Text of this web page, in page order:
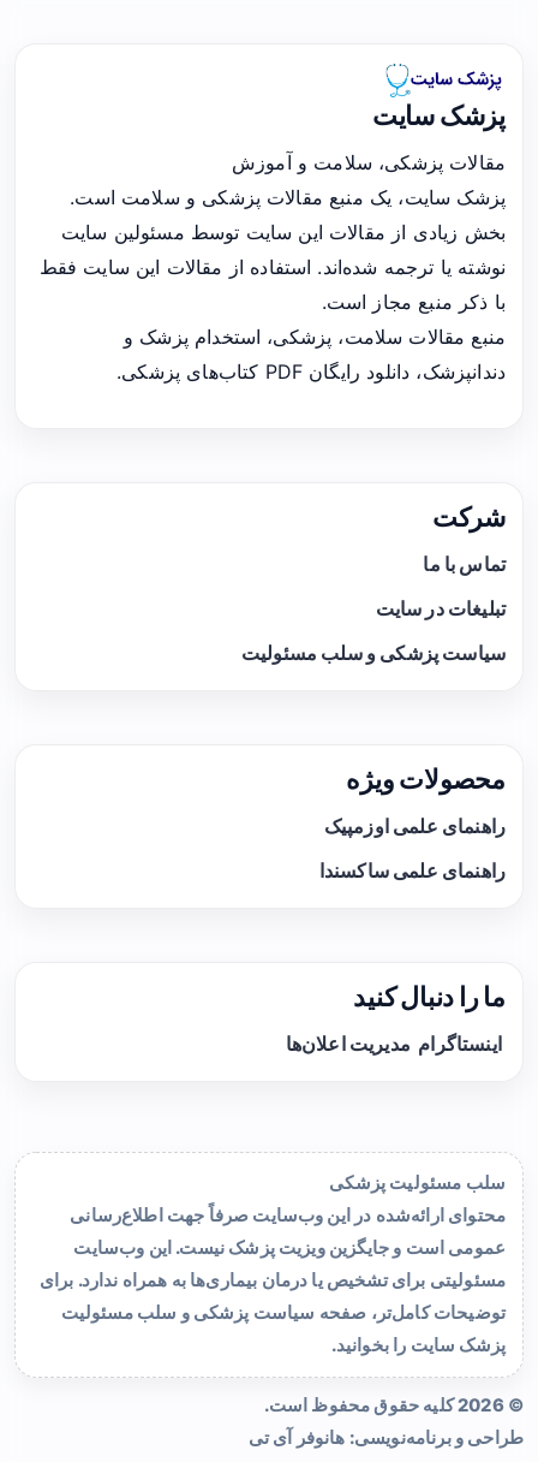
پزشک سایت
مقالات پزشکی، سلامت و آموزش
پزشک سایت، یک منبع مقالات پزشکی و سلامت است.
بخش زیادی از مقالات این سایت توسط مسئولین سایت
نوشته یا ترجمه شده‌اند. استفاده از مقالات این سایت فقط
با ذکر منبع مجاز است.
منبع مقالات سلامت، پزشکی، استخدام پزشک و
دندانپزشک، دانلود رایگان PDF کتاب‌های پزشکی.
شرکت
تماس با ما
تبلیغات در سایت
سیاست پزشکی و سلب مسئولیت
محصولات ویژه
راهنمای علمی اوزمپیک
راهنمای علمی ساکسندا
ما را دنبال کنید
اینستاگرام مدیریت اعلان‌ها
سلب مسئولیت پزشکی
محتوای ارائه‌شده در این وب‌سایت صرفاً جهت اطلاع‌رسانی
عمومی است و جایگزین ویزیت پزشک نیست. این وب‌سایت
مسئولیتی برای تشخیص یا درمان بیماری‌ها به همراه ندارد. برای
توضیحات کامل‌تر، صفحه سیاست پزشکی و سلب مسئولیت
پزشک سایت را بخوانید.
© 2026 کلیه حقوق محفوظ است.
طراحی و برنامه‌نویسی: هانوفر آی تی